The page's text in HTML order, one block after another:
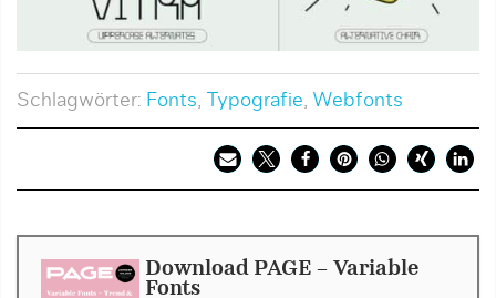
Schlagwörter: Fonts, Typografie, Webfonts
Download PAGE - Variable
Fonts